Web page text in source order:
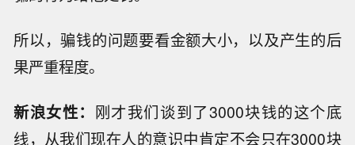
所以，骗钱的问题要看金额大小，以及产生的后
果严重程度。
新浪女性： 刚才我们谈到了3000块钱的这个底
线，从我们现在人的意识中肯定不会只在3000块